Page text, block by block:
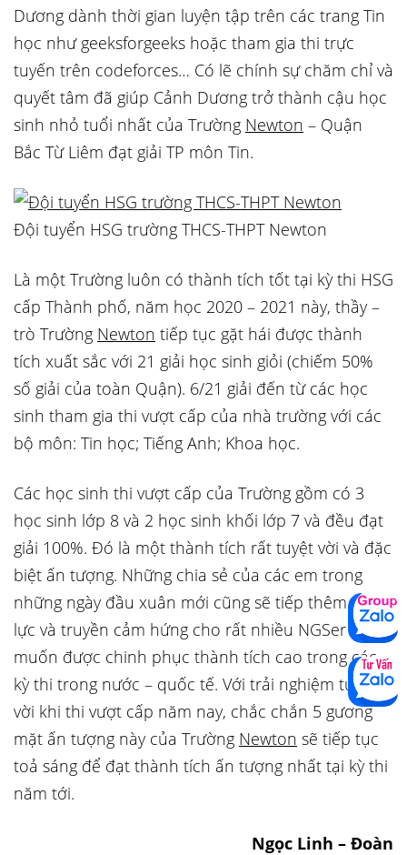
Dương dành thời gian luyện tập trên các trang Tin
học như geeksforgeeks hoặc tham gia thi trực
tuyến trên codeforces… Có lẽ chính sự chăm chỉ và
quyết tâm đã giúp Cảnh Dương trở thành cậu học
sinh nhỏ tuổi nhất của Trường Newton – Quận
Bắc Từ Liêm đạt giải TP môn Tin.
Đội tuyển HSG trường THCS-THPT Newton
Là một Trường luôn có thành tích tốt tại kỳ thi HSG
cấp Thành phố, năm học 2020 – 2021 này, thầy –
trò Trường Newton tiếp tục gặt hái được thành
tích xuất sắc với 21 giải học sinh giỏi (chiếm 50%
số giải của toàn Quận). 6/21 giải đến từ các học
sinh tham gia thi vượt cấp của nhà trường với các
bộ môn: Tin học; Tiếng Anh; Khoa học.
Các học sinh thi vượt cấp của Trường gồm có 3
học sinh lớp 8 và 2 học sinh khối lớp 7 và đều đạt
giải 100%. Đó là một thành tích rất tuyệt vời và đặc
biệt ấn tượng. Những chia sẻ của các em trong
những ngày đầu xuân mới cũng sẽ tiếp thêm động
lực và truyền cảm hứng cho rất nhiều NGSer
muốn được chinh phục thành tích cao trong các
kỳ thi trong nước – quốc tế. Với trải nghiệm tuyệt
vời khi thi vượt cấp năm nay, chắc chắn 5 gương
mặt ấn tượng này của Trường Newton sẽ tiếp tục
toả sáng để đạt thành tích ấn tượng nhất tại kỳ thi
năm tới.
Ngọc Linh – Đoàn